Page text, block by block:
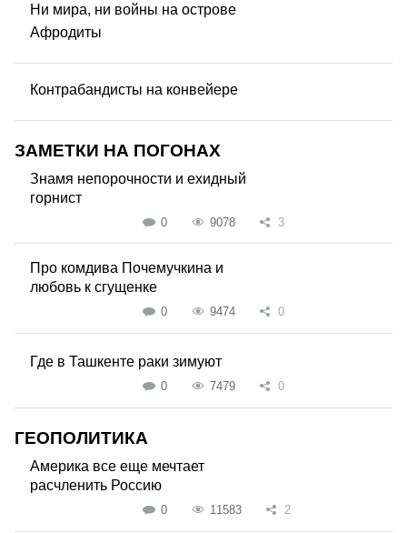
Ни мира, ни войны на острове
Афродиты
Контрабандисты на конвейере
ЗАМЕТКИ НА ПОГОНАХ
Знамя непорочности и ехидный
горнист
0 9078 3
Про комдива Почемучкина и
любовь к сгущенке
0 9474 0
Где в Ташкенте раки зимуют
0 7479 0
ГЕОПОЛИТИКА
Америка все еще мечтает
расчленить Россию
0 11583 2